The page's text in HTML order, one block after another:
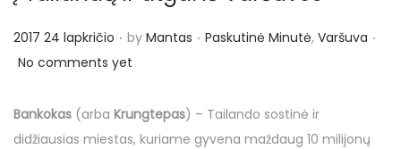
P
o
t
e
2017 24 lapkričio . by Mantas . P
t
e
Paskutinė Minutė, Varšuva .
No comments yet
Bankokas (arba Krungtepas) – Tailando sostinė ir
didžiausias miestas, kuriame gyvena maždaug 10 milijonų